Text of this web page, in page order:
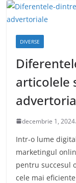
DIVERSE
articolele
decembrie 1, 2024
Intr-o lume
marketingul
pentru succesul
cele mai eficiente